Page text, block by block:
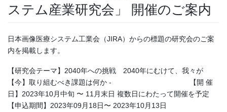
ステム産業研究会」 開催のご案内
日本画像医療システム工業会（JIRA）からの標題の研究会のご案
内を掲載します。
【研究会テーマ】2040年への挑戦 2040年にむけて、我々が
【今】取り組むべき課題は何か - 【開 催
日】2023年10⽉中旬 〜 11⽉末⽇ 複数⽇にわたって開催を予定
【申込期間】2023年09⽉18⽇〜 2023年10⽉13⽇